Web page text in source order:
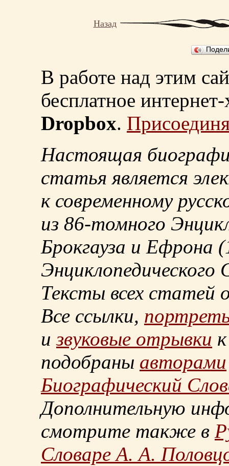
Назад
В работе над этим
бесплатное
Dropbox.
Настоящая
статья является
к современному
из 86-томного
Брокгауза и Ефрона
Энциклопедического
Тексты всех статей
Все ссылки,
извуковые отрывки
подобраны авторами
Биографический
Дополнительную
смотрите также в
Словаре А. А.